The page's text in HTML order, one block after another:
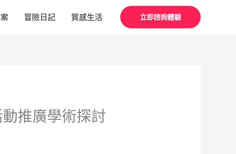
冒險日記 質感生活 立即諮詢體驗
推廣學術探討